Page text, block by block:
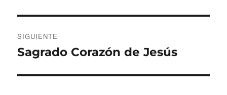
SIGUIENTE
Entrada
Sagrado Corazón de Jesús